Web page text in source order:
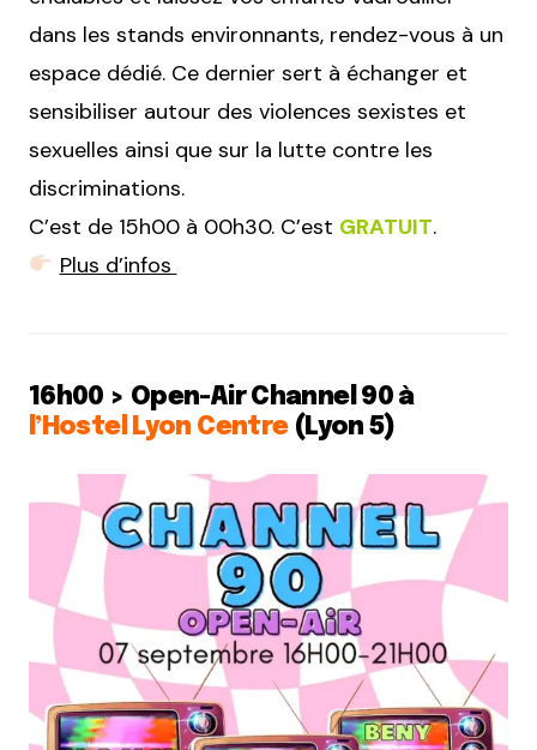
dans les stands environnants, rendez-vous à un
espace dédié. Ce dernier sert à échanger et
sensibiliser autour des violences sexistes et
sexuelles ainsi que sur la lutte contre les
discriminations.
C’est de 15h00 à 00h30. C’est GRATUIT.
Plus d’infos
16h00 > Open-Air Channel 90 à
l’Hostel Lyon Centre(Lyon 5)